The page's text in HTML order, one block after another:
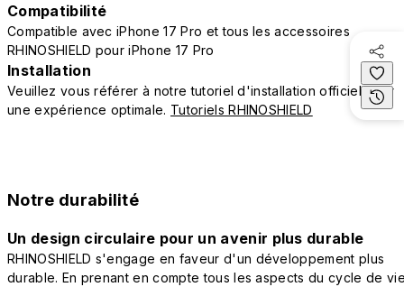
Compatibilité
Compatible avec iPhone 17 Pro et tous les accessoires
RHINOSHIELD pour iPhone 17 Pro
Installation
Veuillez vous référer à notre tutoriel d'installation officiel pour
une expérience optimale. Tutoriels RHINOSHIELD
Notre durabilité
Un design circulaire pour un avenir plus durable
RHINOSHIELD s'engage en faveur d'un développement plus
durable. En prenant en compte tous les aspects du cycle de